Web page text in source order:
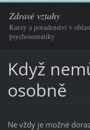
Zdravé vztahy
Kurzy a poradenství v
psychosomatiky
Když
osobně
Ne vždy je možné